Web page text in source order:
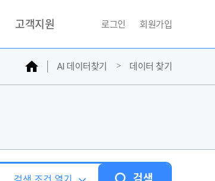
고객지원
문의하기
자주찾는질문
로그인 회원가입
홈 AI 데이터찾기 데이터 찾기
검색